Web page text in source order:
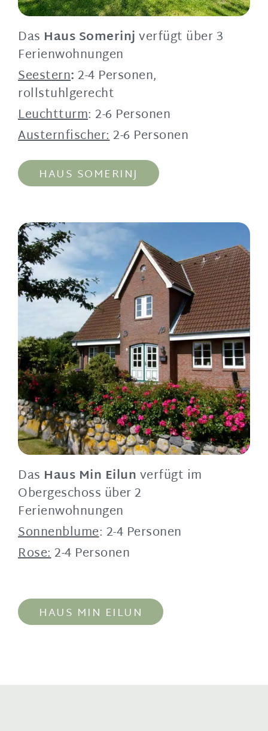
Das Haus Somerinjverfügt über 3
Ferienwohnungen
Seestern: 2-4 Personen,
rollstuhlgerecht
Leuchtturm: 2-6 Personen
Austernfischer:2-6 Personen
HAUS SOMERINJ
Das Haus Min Eilunverfügt im
Obergeschoss über2
Ferienwohnungen
Sonnenblume: 2-4 Personen
Rose:2-4 Personen
HAUS MIN EILUN